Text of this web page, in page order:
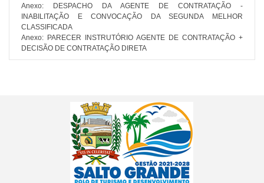
Anexo:
DESPACHO DA AGENTE DE CONTRATAÇÃO -
INABILITAÇÃO E CONVOCAÇÃO DA SEGUNDA MELHOR
CLASSIFICADA
Anexo: PARECER INSTRUTÓRIO AGENTE DE CONTRATAÇÃO +
DECISÃO DE CONTRATAÇÃO DIRETA